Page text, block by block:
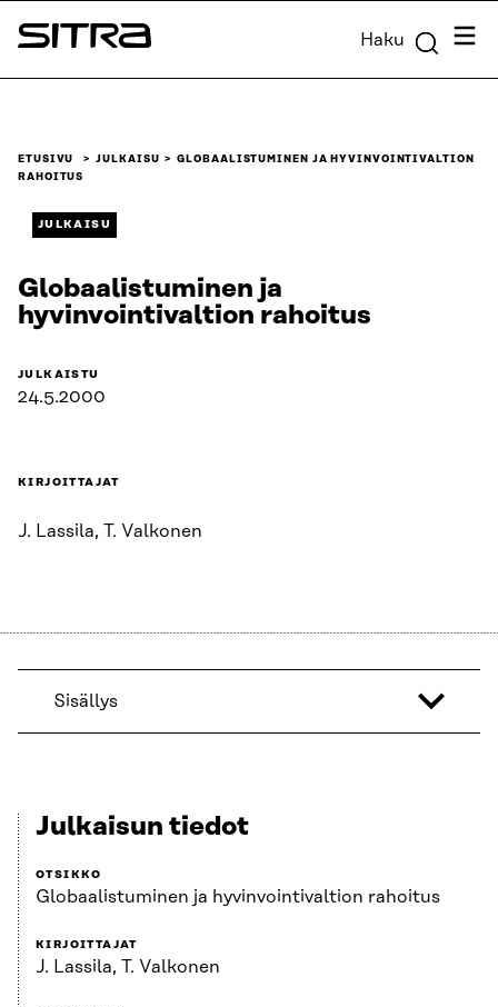
Siirry
suoraan
Sitra Haku
ETUSIVU JULKAISU
GLOBAALISTUMINEN JA HYVINVOINTIVALTION
RAHOITUS
JULKAISU
Globaalistuminen ja
hyvinvointivaltion rahoitus
JULKAISTU
24.5.2000
KIRJOITTAJAT
J. Lassila, T. Valkonen
Sisällys
Julkaisun tiedot
OTSIKKO
Globaalistuminen ja hyvinvointivaltion rahoitus
KIRJOITTAJAT
J. Lassila, T. Valkonen